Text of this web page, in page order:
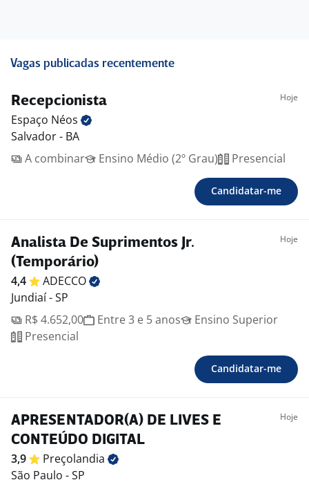
Vagas publicadas recentemente
Recepcionista Hoje
Espaço Néos
Salvador - BA
A combinar
Ensino Médio (2º Grau) Presencial
Candidatar-me
Analista De Suprimentos Jr.
(Temporário)
Hoje
4,4
ADECCO
Jundiaí - SP
R$ 4.652,00
Entre 3 e 5 anos
Ensino Superior
Presencial
Candidatar-me
APRESENTADOR(A) DE LIVES E
CONTEÚDO DIGITAL
Hoje
3,9
Preçolandia
São Paulo - SP